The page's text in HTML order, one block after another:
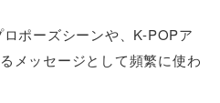
ポーズシーンや、K-POPア
メッセージとして頻繁に使わ